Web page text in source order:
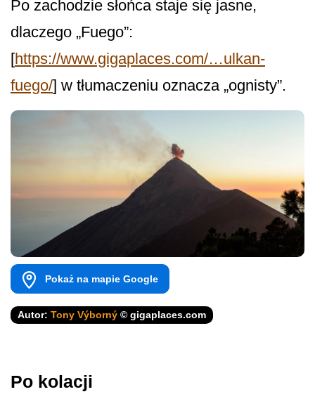
Po zachodzie słońca staje się jasne,
dlaczego „Fuego”:
[https://www.gigaplaces.com/…ulkan-
fuego/] w tłumaczeniu oznacza „ognisty”.
Pokaż na mapie Google
Autor: Tony Výborný © gigaplaces.com
Po kolacji